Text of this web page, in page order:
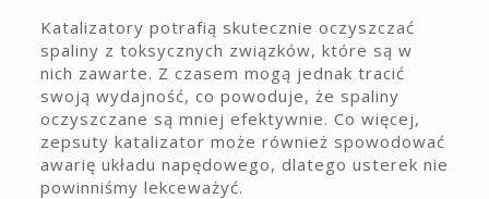
Katalizatory potrafią skutecznie oczyszczać
spaliny z toksycznych związków, które są w
nich zawarte. Z czasem mogą jednak tracić
swoją wydajność, co powoduje, że spaliny
oczyszczane są mniej efektywnie. Co więcej,
zepsuty katalizator może również spowodować
awarię układu napędowego, dlatego usterek nie
powinniśmy lekceważyć.